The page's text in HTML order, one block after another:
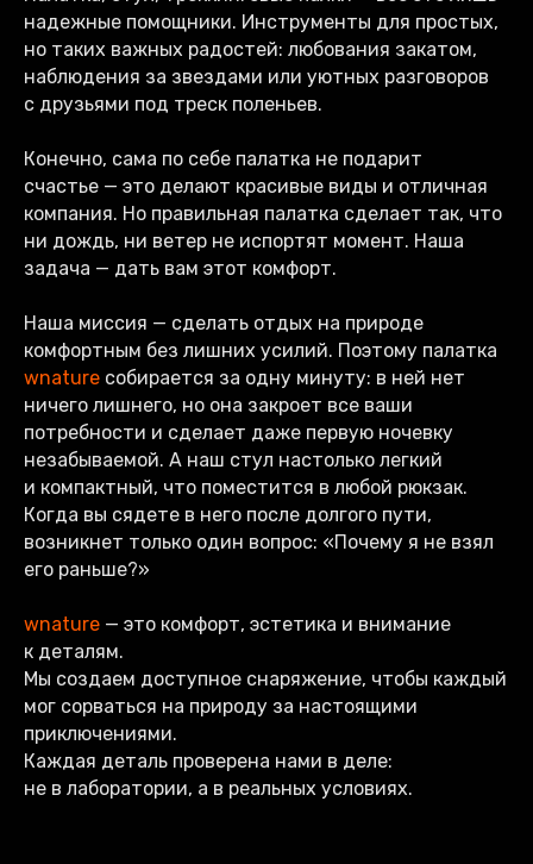
надежные помощники. Инструменты для простых,
но таких важных радостей: любования закатом,
наблюдения за звездами или уютных разговоров
с друзьями под треск поленьев.
Конечно, сама по себе палатка не подарит
счастье — это делают красивые виды и отличная
компания. Но правильная палатка сделает так, что
ни дождь, ни ветер не испортят момент. Наша
задача — дать вам этот комфорт.
Наша миссия — сделать отдых на природе
комфортным без лишних усилий. Поэтому палатка
wnature собирается за одну минуту: в ней нет
ничего лишнего, но она закроет все ваши
потребности и сделает даже первую ночевку
незабываемой. А наш стул настолько легкий
и компактный, что поместится в любой рюкзак.
Когда вы сядете в него после долгого пути,
возникнет только один вопрос: «Почему я не взял
его раньше?»
wnature — это комфорт, эстетика и внимание
к деталям.
Мы создаем доступное снаряжение, чтобы каждый
мог сорваться на природу за настоящими
приключениями.
Каждая деталь проверена нами в деле:
не в лаборатории, а в реальных условиях.